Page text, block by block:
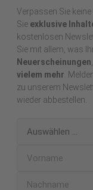
Verpassen Sie
Sie exklusive
kostenlosen
Sie mit allem, was
Neuerscheinungen
vielem mehr .
zu unserem
wieder abbestellen.